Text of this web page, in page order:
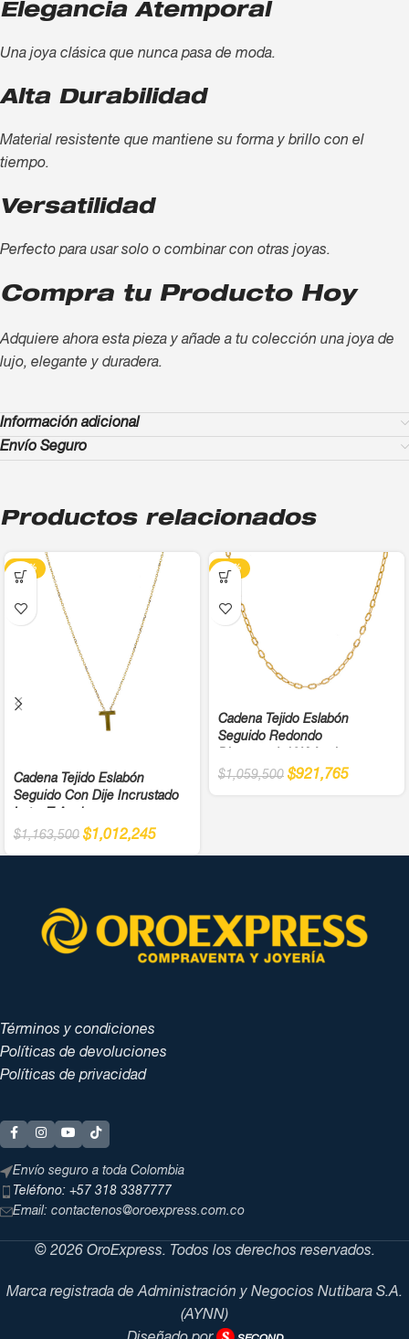
Elegancia Atemporal
Una joya clásica que nunca pasa de moda.
Alta Durabilidad
Material resistente que mantiene su forma y brillo con el
tiempo.
Versatilidad
Perfecto para usar solo o combinar con otras joyas.
Compra tu Producto Hoy
Adquiere ahora esta pieza y añade a tu colección una joya de
lujo, elegante y duradera.
Información adicional
Envío Seguro
Productos relacionados
-13%
Cadena Tejido Eslabón
Seguido Con Dije Incrustado
$1,163,500 $1,012,245
-13%
Cadena Tejido Eslabón
Seguido Redondo
$1,059,500 $921,765
Términos y condiciones
Políticas de devoluciones
Políticas de privacidad
Envío seguro a toda Colombia
Teléfono: +57 318 3387777
Email: contactenos@oroexpress.com.co
© 2026 OroExpress. Todos los derechos reservados.
Marca registrada de Administración y Negocios Nutibara S.A.
(AYNN)